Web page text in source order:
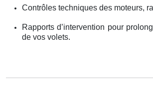
Contrôles techniques des moteurs,
Rapports d’intervention pour
de vos volets.